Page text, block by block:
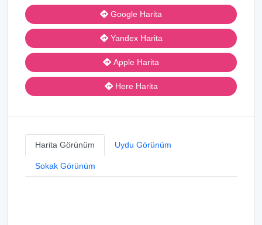
Google Harita
Yandex Harita
Apple Harita
Here Harita
Harita Görünüm Uydu Görünüm
Sokak Görünüm